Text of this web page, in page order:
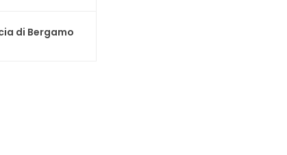
di Bergamo